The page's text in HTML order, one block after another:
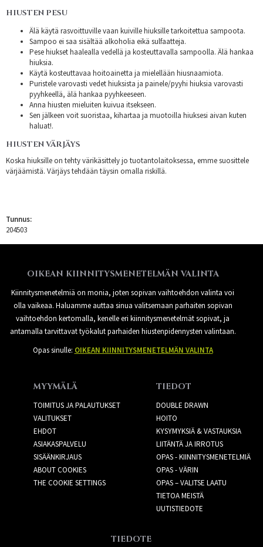
HIUSTEN PESU
Älä käytä rasvoittuville vaan kuiville hiuksille tarkoitettua sampoota.
Sampoo ei saa sisältää alkoholia eikä sulfaatteja.
Pese hiukset haalealla vedellä ja kosteuttavalla sampoolla. Älä hankaa
hiuksia.
Käytä kosteuttavaa hoitoainetta ja mielellään hiusnaamiota.
Puristele varovasti vedet hiuksista ja painele/pyyhi hiuksia varovasti
pyyhkeellä, älä hankaa pyyhkeeseen.
Anna hiusten mieluiten kuivua itsekseen.
Sen jälkeen voit suoristaa, kihartaa ja muotoilla hiuksesi aivan kuten
haluat!.
HIUSTEN VÄRJÄYS
Koska hiuksille on tehty värikäsittely jo tuotantolaitoksessa, emme suosittele
värjäämistä. Värjäys tehdään täysin omalla riskillä.
Tunnus:
204503
OIKEAN KIINNITYSMENETELMÄN VALINTA
Kiinnitysmenetelmiä on monia, joten sopivan vaihtoehdon valinta voi
olla vaikeaa. Haluamme auttaa sinua valitsemaan parhaiten sopivan
vaihtoehdon kertomalla, kenelle eri kiinnitysmenetelmät sopivat, ja
antamalla tarvittavat työkalut parhaiden hiustenpidennysten valintaan.
Opas sinulle: OIKEAN KIINNITYSMENETELMÄN VALINTA
MYYMÄLÄ
TOIMITUS JA PALAUTUKSET
VALITUKSET
EHDOT
ASIAKASPALVELU
SISÄÄNKIRJAUS
ABOUT COOKIES
THE COOKIE SETTINGS
TIEDOT
DOUBLE DRAWN
HOITO
KYSYMYKSIÄ & VASTAUKSIA
LIITÄNTÄ JA IRROTUS
OPAS - KIINNITYSMENETELMIÄ
OPAS - VÄRIN
OPAS – VALITSE LAATU
TIETOA MEISTÄ
UUTISTIEDOTE
TIEDOTE